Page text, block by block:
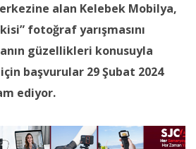
alan Kelebek Mobilya,
fotoğraf yarışmasını
güzellikleri konusuyla
başvurular 29 Şubat 2024
ediyor.